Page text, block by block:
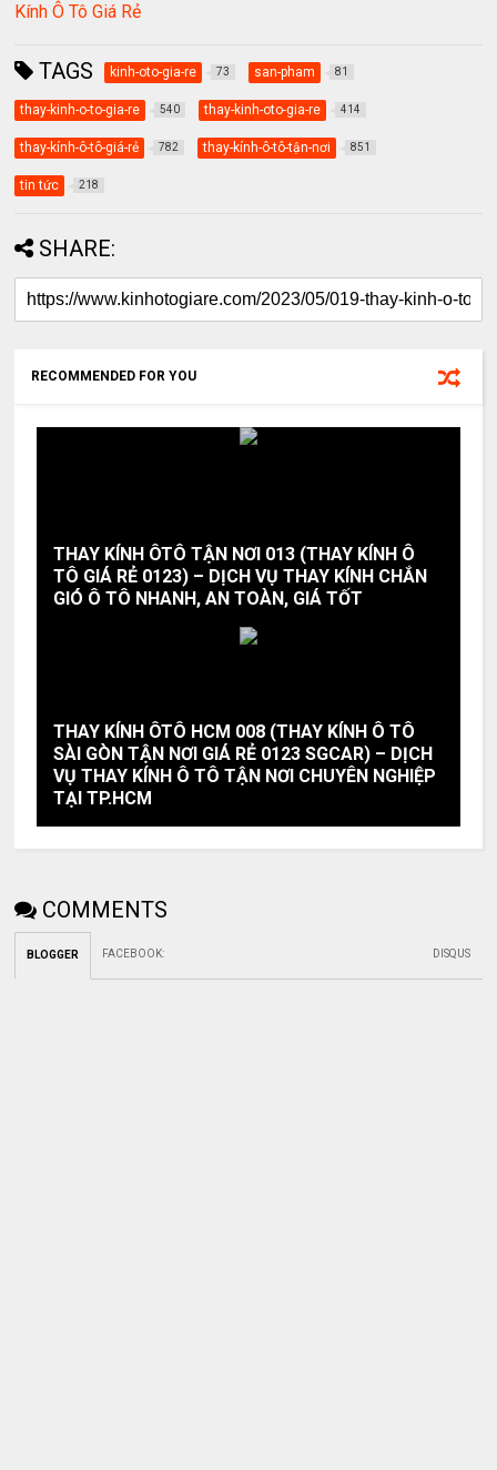
Kính Ô Tô Giá Rẻ
TAGS kinh-oto-gia-re 73 san-pham 81
thay-kinh-o-to-gia-re 540 thay-kinh-oto-gia-re 414
thay-kính-ô-tô-giá-rẻ 782 thay-kính-ô-tô-tận-nơi 851
tin tức 218
SHARE:
RECOMMENDED FOR YOU
THAY KÍNH ÔTÔ TẬN NƠI 013 (THAY KÍNH Ô
TÔ GIÁ RẺ 0123) – DỊCH VỤ THAY KÍNH CHẮN
GIÓ Ô TÔ NHANH, AN TOÀN, GIÁ TỐT
THAY KÍNH ÔTÔ HCM 008 (THAY KÍNH Ô TÔ
SÀI GÒN TẬN NƠI GIÁ RẺ 0123 SGCAR) – DỊCH
VỤ THAY KÍNH Ô TÔ TẬN NƠI CHUYÊN NGHIỆP
TẠI TP.HCM
COMMENTS
BLOGGER FACEBOOK: DISQUS